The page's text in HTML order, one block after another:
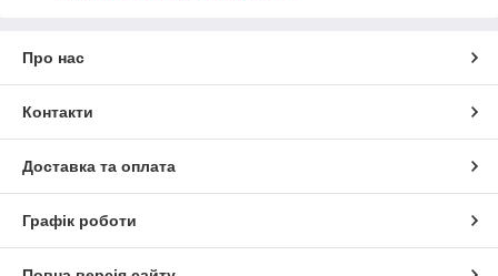
Про нас
Контакти
Доставка та оплата
Графік роботи